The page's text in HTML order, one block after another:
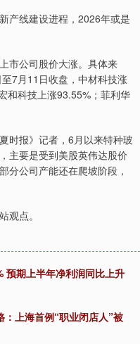
线建设进程，2026年或是
公司股价大涨。具体来
7月11日收盘，中材科技涨
和科技上涨93.55%；菲利华
报》记者，6月以来特种玻
主要是受到美股英伟达股价
分公司产能还在爬坡阶段，
观点。
预期上半年净利润同比上升
上海首例“职业闭店人”被